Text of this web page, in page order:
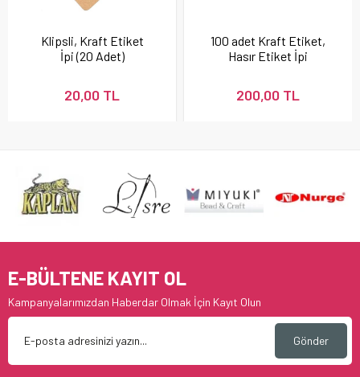
Klipsli, Kraft Etiket
İpi (20 Adet)
20,00 TL
100 adet Kraft Etiket,
Hasır Etiket İpi
200,00 TL
E-BÜLTENE KAYIT OL
Kampanyalarımızdan Haberdar Olmak İçin Kayıt Olun
Gönder